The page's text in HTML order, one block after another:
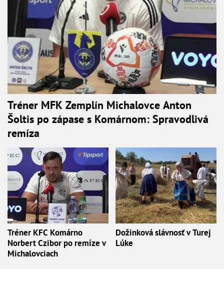
Tréner MFK Zemplín Michalovce Anton
Šoltis po zápase s Komárnom: Spravodlivá
remíza
Tréner KFC Komárno
Norbert Czibor po remíze v
Michalovciach
Dožinková slávnosť v Turej
Lúke